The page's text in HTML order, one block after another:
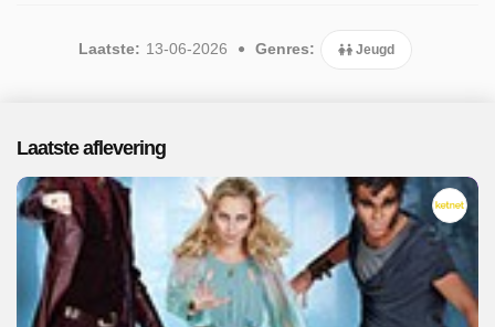
nieuw wezen, dat zij kunnen verbannen naar de
onderwereld. Vladimir is een vampier, Wilko een weerwolf
stripfiguurtje magisch gevangen. Sinds 2025 is het
populaire programma beschikbaar. Er zijn 48 afleveringen
uitgezonden, de meest recente in juni 2026.
Laatste: 13-06-2026 Genres: Jeugd
Laatste aflevering